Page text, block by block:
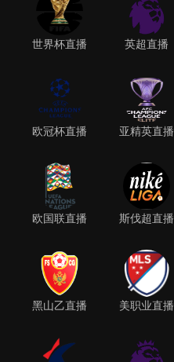
世界杯直播 英超直播
欧冠杯直播 亚精英直播
欧国联直播 斯伐超直播
黑山乙直播 美职业直播